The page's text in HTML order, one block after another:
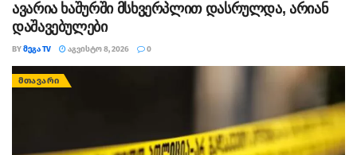
ავარია ხაშურში მსხვერპლით დასრულდა, არიან
დაშავებულები
BYᲛᲔᲒᲐ TV ᲐᲒᲕᲘᲡᲢᲝ 8, 2026 0
ᲛᲗᲐᲕᲐᲠᲘ